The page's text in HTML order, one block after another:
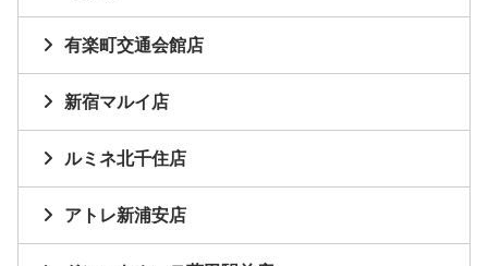
有楽町交通会館店
新宿マルイ店
ルミネ北千住店
アトレ新浦安店